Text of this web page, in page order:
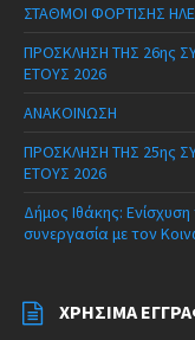
ΣΤΑΘΜΟΙ ΦΟΡΤΙΣΗΣ
ΠΡΟΣΚΛΗΣΗ ΤΗΣ 26ης
ΕΤΟΥΣ 2026
ΑΝΑΚΟΙΝΩΣΗ
ΠΡΟΣΚΛΗΣΗ ΤΗΣ 25ης
ΕΤΟΥΣ 2026
Δήμος Ιθάκης:
συνεργασία με τον
ΧΡΉΣΙΜΑ